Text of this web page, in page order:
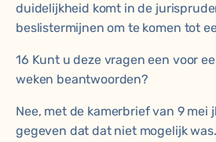
duidelijkheid komt in de
beslistermijnen om te komen tot
16 Kunt u deze vragen een voor
weken beantwoorden?
Nee, met de kamerbrief van 9 mei
gegeven dat dat niet mogelijk